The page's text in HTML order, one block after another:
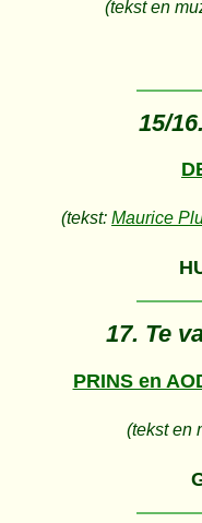
(tekst en
15/
(tekst: Maurice
17. Te
PRINS en
(tekst en